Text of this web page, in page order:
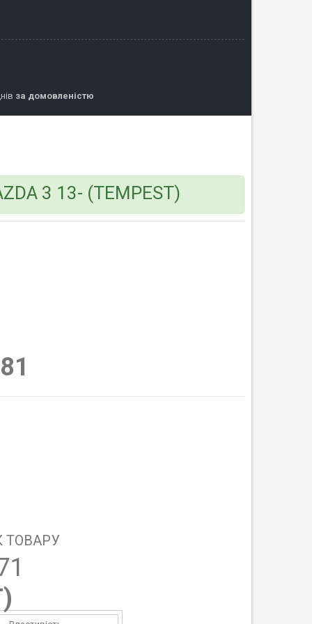
за домовленістю
3 13- (TEMPEST)
ТОВАРУ
)